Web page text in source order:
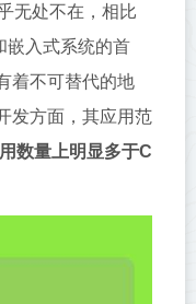
无处不在，相比
嵌入式系统的首
着不可替代的地
发方面，其应用范
数量上明显多于C